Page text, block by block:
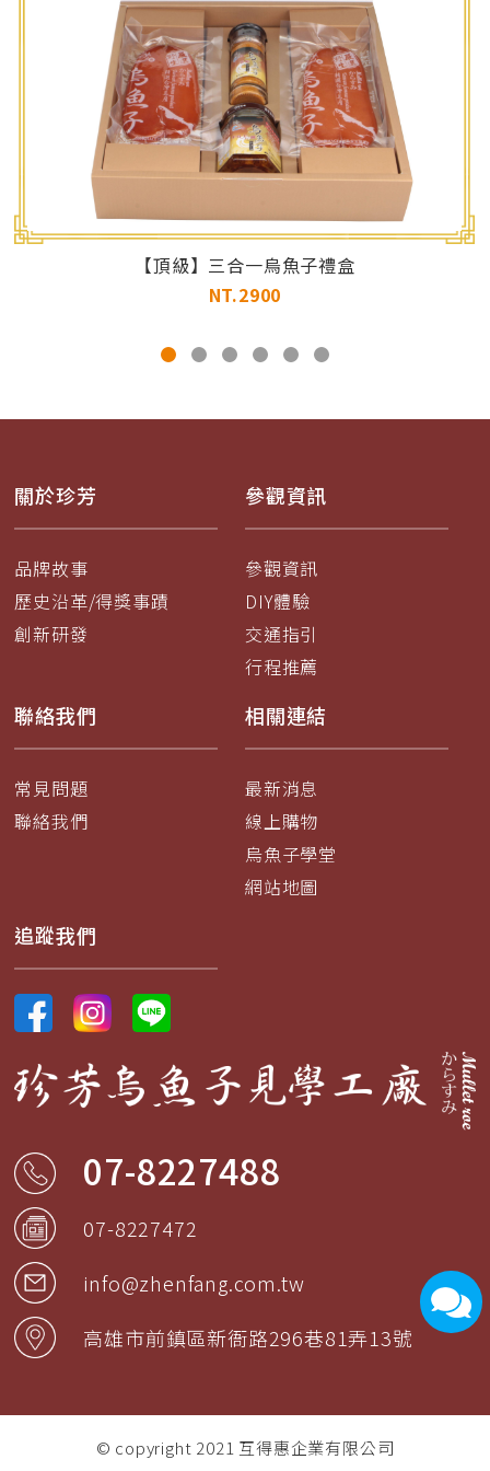
【頂級】三合一烏魚子禮盒
NT.2900
關於珍芳
品牌故事
歷史沿革/得獎事蹟
創新研發
參觀資訊
參觀資訊
DIY體驗
交通指引
行程推薦
聯絡我們
常見問題
聯絡我們
相關連結
最新消息
線上購物
烏魚子學堂
網站地圖
追蹤我們
07-8227488
07-8227472
info@zhenfang.com.tw
高雄市前鎮區新衙路296巷81弄13號
© copyright 2021 互得惠企業有限公司